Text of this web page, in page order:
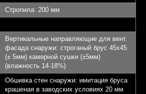
Стропила: 200 мм
Вертикальные направляющие для вент.
фасада снаружи: строганый брус 45х45
(± 5мм) камерной сушки (±5мм)
(влажность 14-18%)
Обшивка стен снаружи: имитация бруса
крашеная в заводских условиях 20 мм
- 2
- 22,28 кв.м.
Парк
20 км от